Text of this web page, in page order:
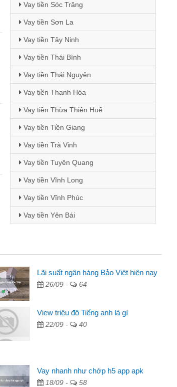
Vay tiền Sóc Trăng
Vay tiền Sơn La
Vay tiền Tây Ninh
Vay tiền Thái Bình
Vay tiền Thái Nguyên
Vay tiền Thanh Hóa
Vay tiền Thừa Thiên Huế
Vay tiền Tiền Giang
Vay tiền Trà Vinh
Vay tiền Tuyên Quang
Vay tiền Vĩnh Long
Vay tiền Vĩnh Phúc
Vay tiền Yên Bái
qua quảng cáo trên facebook. Tôi là
đóng tiền nhà, sinh nhật bạn bè, mà đọc
gọn nên tôi quyết định vay
quyết việc riêng, trong 1-2 ngày tôi trả
đã giúp tôi kịp thời và nhanh chóng
Lãi suất ngân hàng Bảo Việt hiện nay
26/09 - 64
View triệu đô Tiếng anh là gì
22/09 - 40
Vay nhanh như chớp h5 app apk
18/09 - 58